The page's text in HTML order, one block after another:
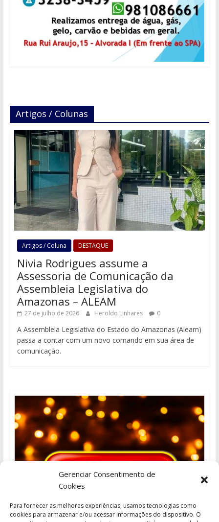
Gerenciar Consentimento de
Cookies
Para fornecer as melhores experiências, usamos tecnologias como
cookies para armazenar e/ou acessar informações do dispositivo. O
Artigos / Colunas
Artigos / Coluna DESTAQUE
Nivia Rodrigues assume a
Assessoria de Comunicação da
Assembleia Legislativa do
Amazonas – ALEAM
27 de julho de 2026 Heroldo Linhares 0
A Assembleia Legislativa do Estado do Amazonas (Aleam)
passa a contar com um novo comando em sua área de
comunicação.